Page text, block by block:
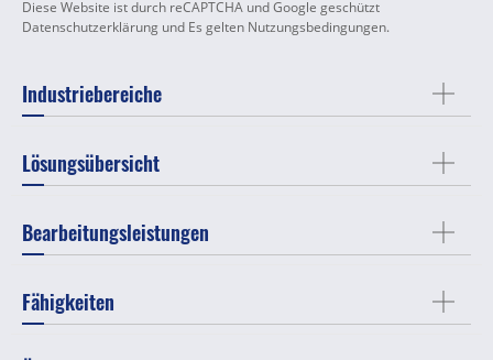
Diese Website ist durch reCAPTCHA und Google geschützt
Datenschutzerklärung und Es gelten Nutzungsbedingungen.
Industriebereiche
Lösungsübersicht
Bearbeitungsleistungen
Fähigkeiten